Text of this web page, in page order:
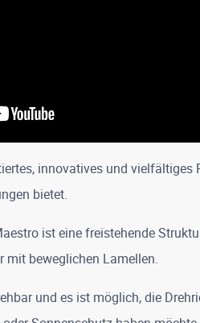
innovatives und vielfältiges
bietet.
ist eine freistehende
mit beweglichen Lamellen.
und es ist möglich, die